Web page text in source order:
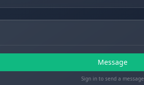
Message
Sign in to send a message